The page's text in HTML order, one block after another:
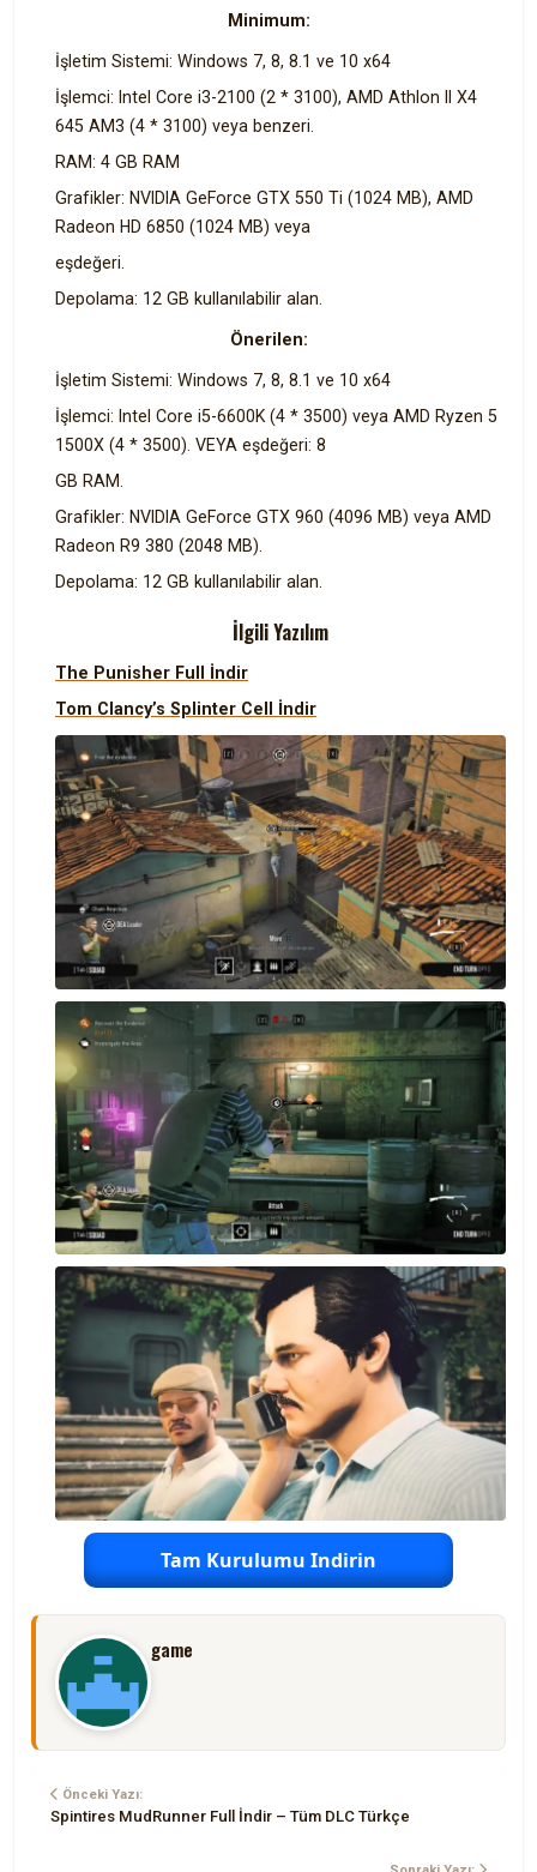
Minimum:
İşletim Sistemi: Windows 7, 8, 8.1 ve 10 x64
İşlemci: Intel Core i3-2100 (2 * 3100), AMD Athlon II X4
645 AM3 (4 * 3100) veya benzeri.
RAM: 4 GB RAM
Grafikler: NVIDIA GeForce GTX 550 Ti (1024 MB), AMD
Radeon HD 6850 (1024 MB) veya
eşdeğeri.
Depolama: 12 GB kullanılabilir alan.
Önerilen:
İşletim Sistemi: Windows 7, 8, 8.1 ve 10 x64
İşlemci: Intel Core i5-6600K (4 * 3500) veya AMD Ryzen 5
1500X (4 * 3500). VEYA eşdeğeri: 8
GB RAM.
Grafikler: NVIDIA GeForce GTX 960 (4096 MB) veya AMD
Radeon R9 380 (2048 MB).
Depolama: 12 GB kullanılabilir alan.
İlgili Yazılım
The Punisher Full İndir
Tom Clancy’s Splinter Cell İndir
Tam Kurulumu Indirin
game
Önceki Yazı:
Spintires MudRunner Full İndir – Tüm DLC Türkçe